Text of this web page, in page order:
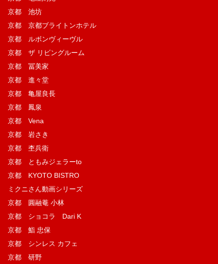
京都 池坊
京都 京都ブライトンホテル
京都 ルボンヴィーヴル
京都 ザ リビングルーム
京都 冨美家
京都 進々堂
京都 亀屋良長
京都 鳳泉
京都 Vena
京都 岩さき
京都 杢兵衛
京都 ともみジェラーto
京都 KYOTO BISTRO
ミクニさん動画シリーズ
京都 圓融菴 小林
京都 ショコラ Dari K
京都 鮨 忠保
京都 シンレス カフェ
京都 研野